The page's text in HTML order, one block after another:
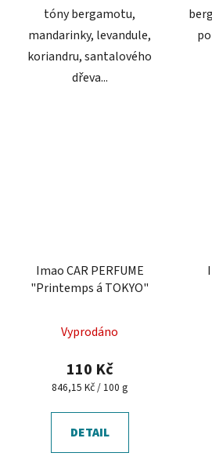
tóny bergamotu,
mandarinky, levandule,
koriandru, santalového
dřeva...
Imao CAR PERFUME
"Printemps á TOKYO"
hodnocení
produktu
je
z
Vyprodáno
110 Kč
Měrná
846,15 Kč / 100 g
DETAIL